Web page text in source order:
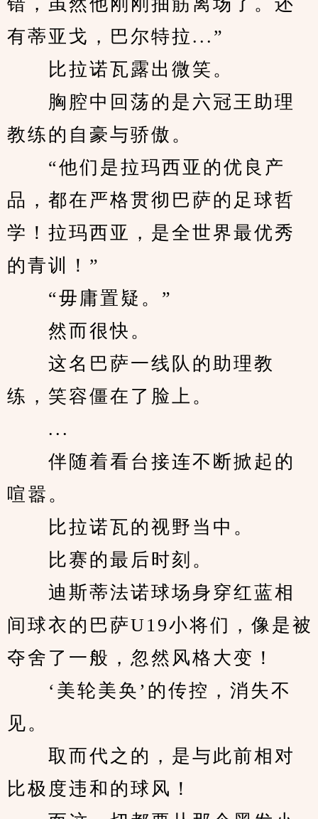
有蒂亚戈，巴尔特拉...”
比拉诺瓦露出微笑。
胸腔中回荡的是六冠王助理
教练的自豪与骄傲。
“他们是拉玛西亚的优良产
品，都在严格贯彻巴萨的足球哲
学！拉玛西亚，是全世界最优秀
的青训！”
“毋庸置疑。”
然而很快。
这名巴萨一线队的助理教
练，笑容僵在了脸上。
...
伴随着看台接连不断掀起的
喧嚣。
比拉诺瓦的视野当中。
比赛的最后时刻。
迪斯蒂法诺球场身穿红蓝相
间球衣的巴萨U19小将们，像是被
夺舍了一般，忽然风格大变！
‘美轮美奂’的传控，消失不
见。
取而代之的，是与此前相对
比极度违和的球风！